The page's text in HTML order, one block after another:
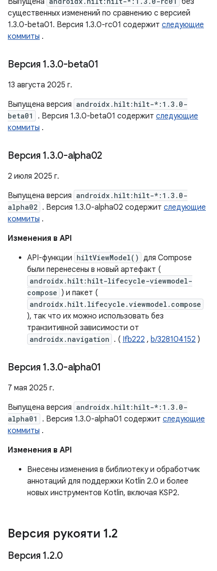
существенных изменений по сравнению с версией
1.3.0-beta01. Версия 1.3.0-rc01 содержит следующие
коммиты .
Версия 1.3.0-beta01
13 августа 2025 г.
Выпущена версия androidx.hilt:hilt-*:1.3.0-
beta01
. Версия 1.3.0-beta01 содержит следующие
коммиты .
Версия 1.3.0-alpha02
2 июля 2025 г.
Выпущена версия androidx.hilt:hilt-*:1.3.0-
alpha02 . Версия 1.3.0-alpha02 содержит следующие
коммиты .
Изменения в API
API-функции hiltViewModel() для Compose
были перенесены в новый артефакт (
androidx.hilt:hilt-lifecycle-viewmodel-
compose ) и пакет (
androidx.hilt.lifecycle.viewmodel.compose
), так что их можно использовать без
транзитивной зависимости от
androidx.navigation . ( Ifb222 , b/328104152 )
Версия 1.3.0-alpha01
7 мая 2025 г.
Выпущена версия androidx.hilt:hilt-*:1.3.0-
alpha01
. Версия 1.3.0-alpha01 содержит следующие
коммиты .
Изменения в API
Внесены изменения в библиотеку и обработчик
аннотаций для поддержки Kotlin 2.0 и более
новых инструментов Kotlin, включая KSP2.
Версия рукояти 1.2
Версия 1.2.0